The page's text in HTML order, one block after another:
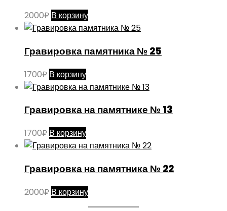
2000₽ В корзину
Гравировка памятника № 25
1700₽ В корзину
Гравировка на памятнике № 13
1700₽ В корзину
Гравировка на памятника № 22
2000₽ В корзину